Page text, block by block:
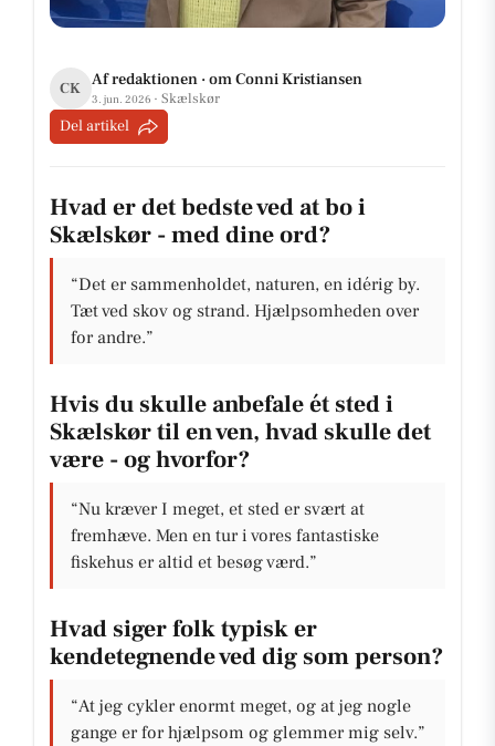
CK Af redaktionen · om Conni Kristiansen
3. jun. 2026 · Skælskør
Del artikel
Hvad er det bedste ved at bo i
Skælskør - med dine ord?
“Det er sammenholdet, naturen, en idérig by.
Tæt ved skov og strand. Hjælpsomheden over
for andre.”
Hvis du skulle anbefale ét sted i
Skælskør til en ven, hvad skulle det
være - og hvorfor?
“Nu kræver I meget, et sted er svært at
fremhæve. Men en tur i vores fantastiske
fiskehus er altid et besøg værd.”
Hvad siger folk typisk er
kendetegnende ved dig som person?
“At jeg cykler enormt meget, og at jeg nogle
gange er for hjælpsom og glemmer mig selv.”